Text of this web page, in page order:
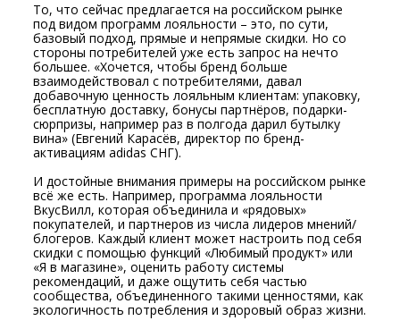
То, что сейчас предлагается на российском рынке
под видом программ лояльности – это, по сути,
базовый подход, прямые и непрямые скидки. Но со
стороны потребителей уже есть запрос на нечто
большее. «Хочется, чтобы бренд больше
взаимодействовал с потребителями, давал
добавочную ценность лояльным клиентам: упаковку,
бесплатную доставку, бонусы партнёров, подарки-
сюрпризы, например раз в полгода дарил бутылку
вина» (Евгений Карасёв, директор по бренд-
активациям adidas СНГ).
И достойные внимания примеры на российском рынке
всё же есть. Например, программа лояльности
ВкусВилл, которая объединила и «рядовых»
покупателей, и партнеров из числа лидеров мнений/
блогеров. Каждый клиент может настроить под себя
скидки с помощью функций «Любимый продукт» или
«Я в магазине», оценить работу системы
рекомендаций, и даже ощутить себя частью
сообщества, объединенного такими ценностями, как
экологичность потребления и здоровый образ жизни.